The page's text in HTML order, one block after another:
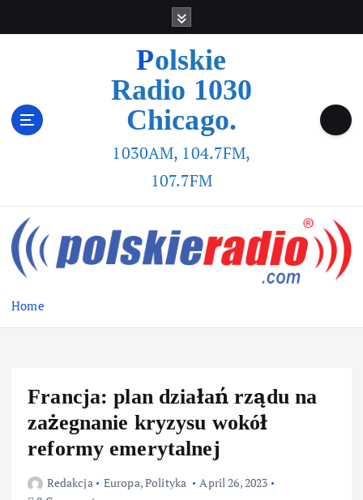
Polskie
Radio 1030
Chicago.
1030AM, 104.7FM,
107.7FM
Home
Francja: plan działań rządu na
zażegnanie kryzysu wokół
reformy emerytalnej
Redakcja Europa,Polityka
April 26, 2023